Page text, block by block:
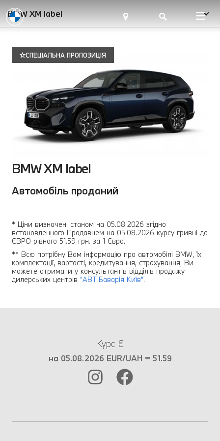
BMW XM label
СПЕЦІАЛЬНА ПРОПОЗИЦІЯ
BMW XM label
Автомобіль проданий
* Ціни визначені станом на 05.08.2026 згідно
встановленного Продавцем на 05.08.2026 курсу гривні до
ЄВРО рівного 51.59 грн. за 1 Євро.
** Всю потрібну Вам інформацію про автомобілі BMW, їх
комплектації, вартості, кредитування, страхування, Ви
можете отримати у консультантів відділів продажу
дилерських центрів "АВТ Баварія Київ".
Курс €
на 05.08.2026 EUR/UAH = 51.59